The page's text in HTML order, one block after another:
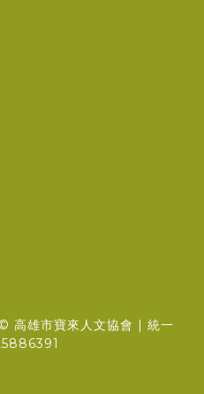
高雄市寶來人文協會 | 統一